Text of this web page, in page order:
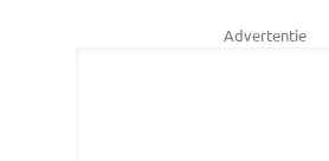
Advertentie